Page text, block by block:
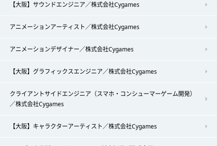
【大阪】サウンドエンジニア／株式会社Cygames
アニメーションアーティスト／株式会社Cygames
アニメーションデザイナー／株式会社Cygames
【大阪】グラフィックスエンジニア／株式会社Cygames
クライアントサイドエンジニア（スマホ・コンシューマーゲーム開発）
／株式会社Cygames
【大阪】キャラクターアーティスト／株式会社Cygames